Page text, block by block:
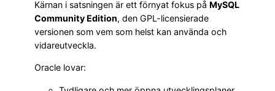
Kärnan i satsningen är ett förnyat fokus på MySQL
Community Edition, den GPL-licensierade
versionen som vem som helst kan använda och
vidareutveckla.
Oracle lovar: